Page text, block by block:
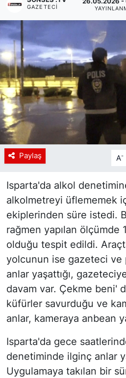
GAZETECI
Paylaş A-
Isparta'da alkol
alkolmetreyi üflememek
ekiplerinden süre istedi.
rağmen yapılan ölçümde
olduğu tespit edildi.
yolcunun ise gazeteci
anlar yaşattığı,
davam var. Çekme beni'
küfürler savurduğu ve
anlar, kameraya anbean
Isparta'da gece
denetiminde ilginç anlar
Uygulamaya takılan bir
Haberde insan
Tanıtım